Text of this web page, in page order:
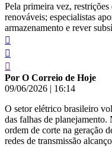
Pela primeira vez,
renováveis; especialistas
armazenamento e rever
Por O Correio de Hoje
09/06/2026 | 16:14
O setor elétrico brasileiro
das falhas de
ordem de corte na geração
redes de transmissão